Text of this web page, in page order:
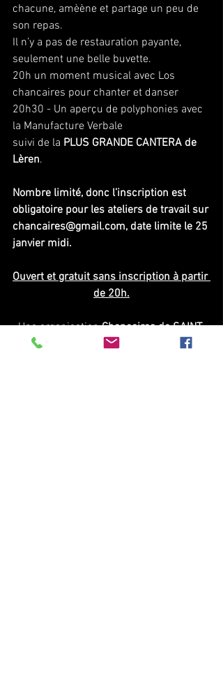
chacune, amèène et partage un peu de
son repas.
Il n’y a pas de restauration payante,
seulement une belle buvette.
20h un moment musical avec Los
chancaires pour chanter et danser
20h30 - Un aperçu de polyphonies avec
la Manufacture Verbale
suivi de la PLUS GRANDE CANTERA de
Lèren.
Nombre limité, donc l’inscription est
obligatoire pour les ateliers de travail sur
chancaires@gmail.com, date limite le 25
janvier midi.
Ouvert et gratuit sans inscription à partir
de 20h.
Une organisation Chancaires de SAINT
PE DE LEREN / LO NAU / CHANTIER